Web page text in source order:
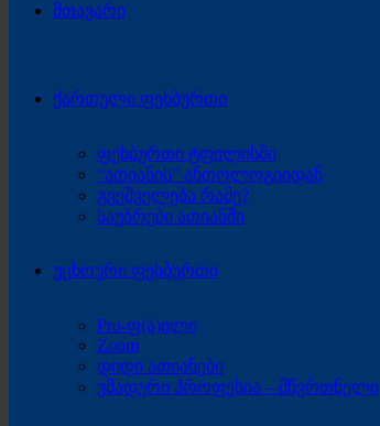
მთავარი
ქართული ფეხბურთი
ფეხბურთი ტფილისში
“ათიანის” ანთოლოგიიდან
გვეშველება რამე?
საუბრები ათიანში
უცხოური ფეხბურთი
Pro-ფ(ა)ილი
Zoom
დიდი ათიანები
უმადური პროფესია – მწვრთნელი